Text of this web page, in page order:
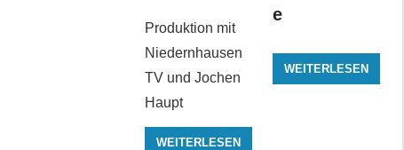
Produktion mit
Niedernhausen
TV und Jochen
Haupt
WEITERLESEN
e
WEITERLESEN